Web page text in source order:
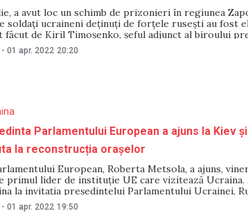
a avut loc un schimb de prizonieri în regiunea
soldați ucraineni deținuți de forțele rusești au fost
făcut de Kiril Timoșenko, șeful adjunct al biroului
Unian. Potrivit lui Timoșenko, 86 de militari
- 01 apr. 2022 20:20
Parlamentului European a ajuns la Kiev
la reconstrucția orașelor
European, Roberta Metsola, a ajuns,
primul lider de instituție UE care vizitează Ucraina.
la invitația președintelui Parlamentului Ucrainei,
a fost întâmpinată de acesta. „Rezistența și curajul
Sunt la Kiev pentru
- 01 apr. 2022 19:50